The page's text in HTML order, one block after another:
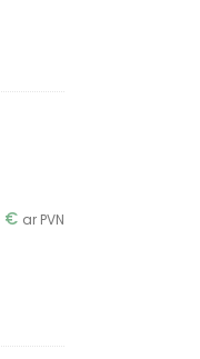
€ ar PVN